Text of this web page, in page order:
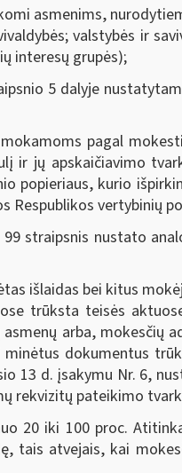
asmenims,
valstybės ir
interesų grupės);
5 dalyje
pagal
ir jų apskaičiavimo
popieriaus, kurio
Respublikos vertybinių
straipsnis nustato
išlaidas bei kitus
trūksta teisės
arba, mokesčių
dokumentus
13 d. įsakymu Nr. 6,
rekvizitų pateikimo
20 iki 100 proc.
tais atvejais, kai